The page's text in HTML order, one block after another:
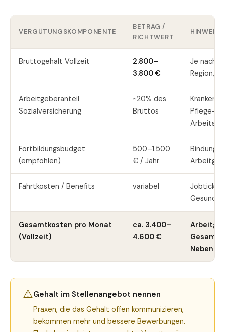
VERGÜTUNGSKOMPONENTE
BETRAG /
RICHTWERT
HINWEIS
Bruttogehalt Vollzeit
2.800–
3.800 €
Je nach
Region,
Arbeitgeberanteil
Sozialversicherung
~20% des
Bruttos
Kranken-
Pflege-,
Fortbildungsbudget
(empfohlen)
500–1.500
€ / Jahr
Fahrtkosten / Benefits variabel
Gesamtkosten pro Monat
(Vollzeit)
ca. 3.400–
4.600 €
⚠️Gehalt im Stellenangebot nennen
Praxen, die das Gehalt offen kommunizieren,
bekommen mehr und bessere Bewerbungen.